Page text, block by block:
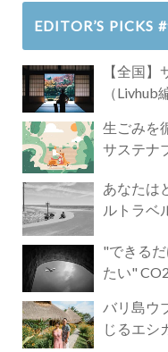
EDITOR’S PICKS
【全国
（Livhub
生ごみを
サステナ
あなたはどう旅す
ルトラベ
"できる
たい"
バリ島ウ
じるエシ